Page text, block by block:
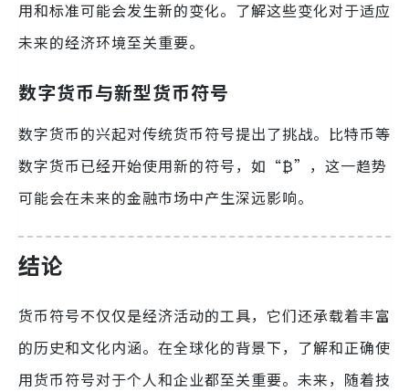
用和标准可能会发生新的变化。了解这些变化对于适应
未来的经济环境至关重要。
数字货币与新型货币符号
数字货币的兴起对传统货币符号提出了挑战。比特币等
数字货币已经开始使用新的符号，如“₿”，这一趋势
可能会在未来的金融市场中产生深远影响。
结论
货币符号不仅仅是经济活动的工具，它们还承载着丰富
的历史和文化内涵。在全球化的背景下，了解和正确使
用货币符号对于个人和企业都至关重要。未来，随着技